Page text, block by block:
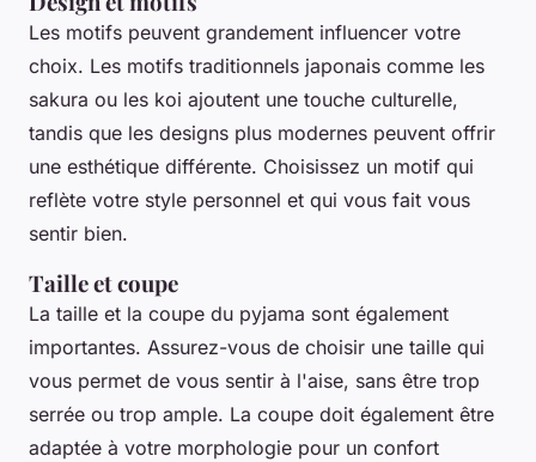
Les motifs peuvent grandement influencer votre
choix. Les motifs traditionnels japonais comme les
sakura ou les koi ajoutent une touche culturelle,
tandis que les designs plus modernes peuvent offrir
une esthétique différente. Choisissez un motif qui
reflète votre style personnel et qui vous fait vous
sentir bien.
Taille et coupe
La taille et la coupe du pyjama sont également
importantes. Assurez-vous de choisir une taille qui
vous permet de vous sentir à l'aise, sans être trop
serrée ou trop ample. La coupe doit également être
adaptée à votre morphologie pour un confort